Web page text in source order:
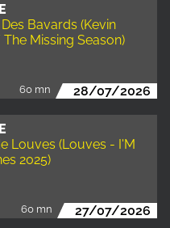
Bavards (Kevin
Missing Season)
60 mn 28/07/2026
Louves (Louves - I'M
2025)
60 mn 27/07/2026